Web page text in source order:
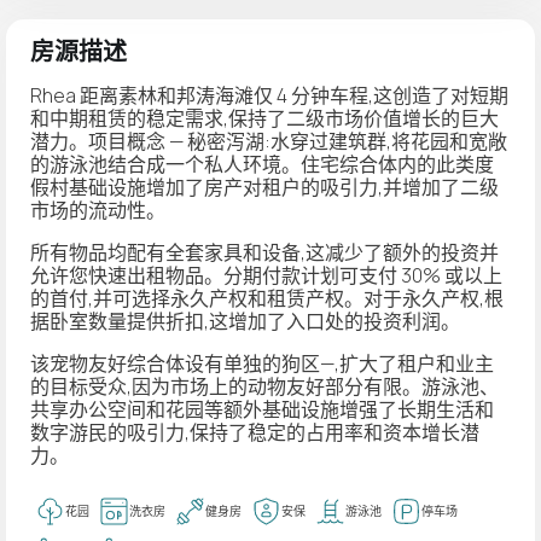
房源描述
Rhea 距离素林和邦涛海滩仅 4 分钟车程,这创造了对短期
和中期租赁的稳定需求,保持了二级市场价值增长的巨大
潜力。项目概念 — 秘密泻湖:水穿过建筑群,将花园和宽敞
的游泳池结合成一个私人环境。住宅综合体内的此类度
假村基础设施增加了房产对租户的吸引力,并增加了二级
市场的流动性。
所有物品均配有全套家具和设备,这减少了额外的投资并
允许您快速出租物品。分期付款计划可支付 30% 或以上
的首付,并可选择永久产权和租赁产权。对于永久产权,根
据卧室数量提供折扣,这增加了入口处的投资利润。
该宠物友好综合体设有单独的狗区—,扩大了租户和业主
的目标受众,因为市场上的动物友好部分有限。游泳池、
共享办公空间和花园等额外基础设施增强了长期生活和
数字游民的吸引力,保持了稳定的占用率和资本增长潜
力。
花园 洗衣房 健身房 安保 游泳池 停车场